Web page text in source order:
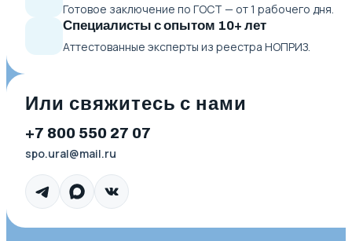
Готовое заключение по ГОСТ — от 1 рабочего дня.
Специалисты с опытом 10+ лет
Аттестованные эксперты из реестра НОПРИЗ.
Или свяжитесь с нами
+7 800 550 27 07
spo.ural@mail.ru